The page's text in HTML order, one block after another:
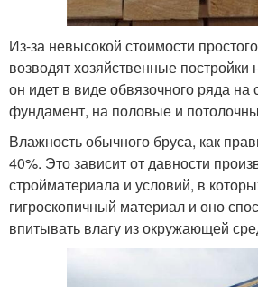
Из-за невысокой стоимости
возводят хозяйственные постройки
он идет в виде обвязочного ряда на
фундамент, на половые и
Влажность обычного бруса, как
40%. Это зависит от давности
стройматериала и условий, в
гигроскопичный материал и оно
впитывать влагу из окружающей